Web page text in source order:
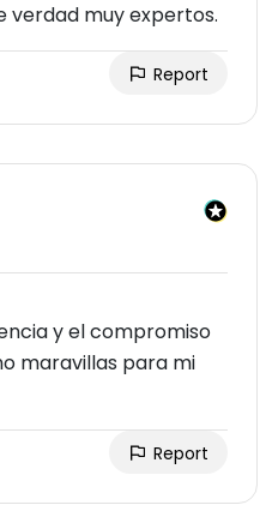
verdad muy expertos.
Report
y el compromiso
maravillas para mi
Report